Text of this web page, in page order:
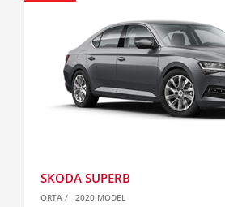
SKODA SUPERB
ORTA / 2020 MODEL